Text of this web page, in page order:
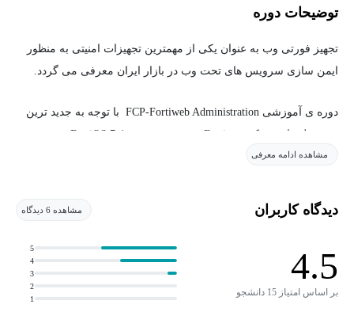
توضیحات دوره
تجهیز فورتی وب به عنوان یکی از مهمترین تجهیزات امنیتی به منظور
ایمن سازی سرویس های تحت وب در بازار ایران معرفی می گردد.
دوره ی آموزشی FCP-Fortiweb Administration با توجه به جدید ترین
سناریو محور و عملیاتی آموزش داده شده است.
صد به صورت عملیاتی و کاربردی آموزش داده شده است.
یکی از چالش های مهم امروزه به منظور جلوگیری از نفوذ در سامانه
های تحت وب، ایمن سازی سرویس های تحت وب می باشد، به همین
جهت یکی از راهکارهایی که میتوان حملات تحت وب را شناسایی و از
مشاهده ادامه معرفی
دیدگاه کاربران مشاهده 6 دیدگاه
4.5
بر اساس امتیاز 15 دانشجو
1
2
3
4
5